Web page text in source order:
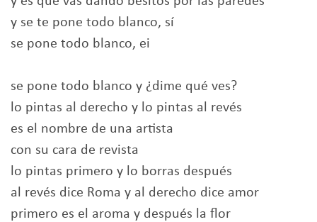
y se te pone todo blanco, sí
se pone todo blanco, ei
se pone todo blanco y ¿dime qué ves?
lo pintas al derecho y lo pintas al revés
es el nombre de una artista
con su cara de revista
lo pintas primero y lo borras después
al revés dice Roma y al derecho dice amor
primero es el aroma y después la flor